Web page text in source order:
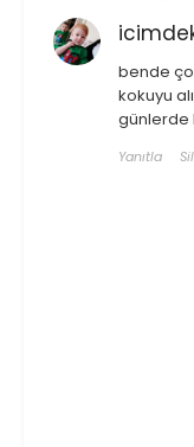
bende
kokuyu
günlerde
Yanıtla Sil